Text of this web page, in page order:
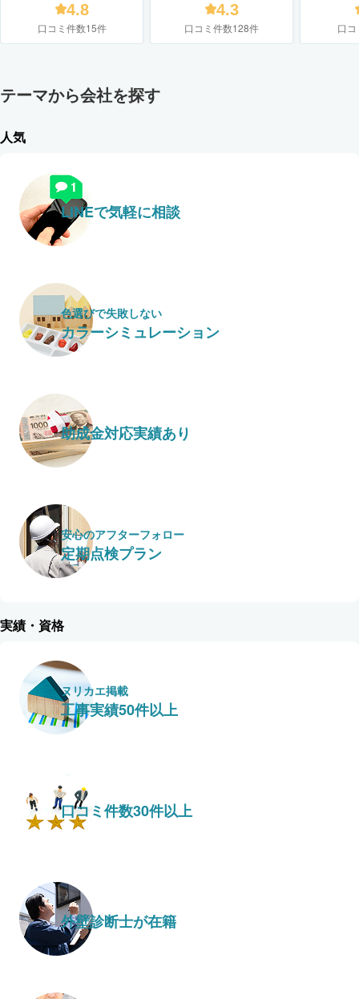
フォームズ
4.8
口コミ件数15件
4.3
口コミ件数128件 口
テーマから会社を探す
人気
LINEで気軽に相談
色選びで失敗しない
カラーシミュレーション
助成金対応実績あり
安心のアフターフォロー
定期点検プラン
実績・資格
ヌリカエ掲載
工事実績50件以上
口コミ件数30件以上
外壁診断士が在籍